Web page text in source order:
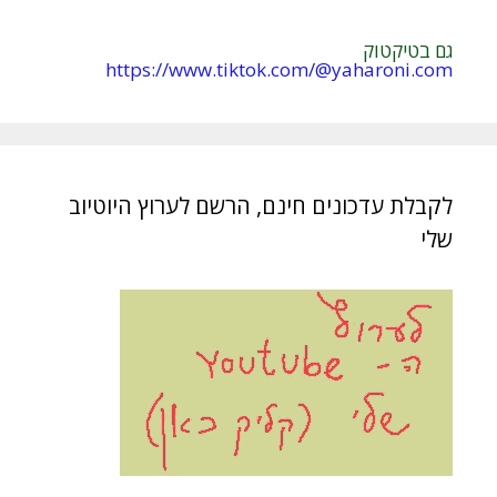
גם בטיקטוק
https://www.tiktok.com/@yaharoni.com
לקבלת עדכונים חינם, הרשם לערוץ היוטיוב
שלי